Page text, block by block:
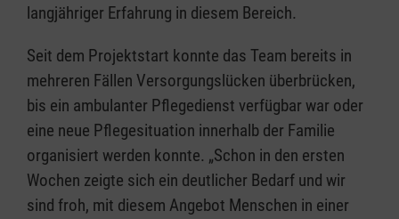
langjähriger Erfahrung in diesem Bereich.
Seit dem Projektstart konnte das Team bereits in
mehreren Fällen Versorgungslücken überbrücken,
bis ein ambulanter Pflegedienst verfügbar war oder
eine neue Pflegesituation innerhalb der Familie
organisiert werden konnte. „Schon in den ersten
Wochen zeigte sich ein deutlicher Bedarf und wir
sind froh, mit diesem Angebot Menschen in einer